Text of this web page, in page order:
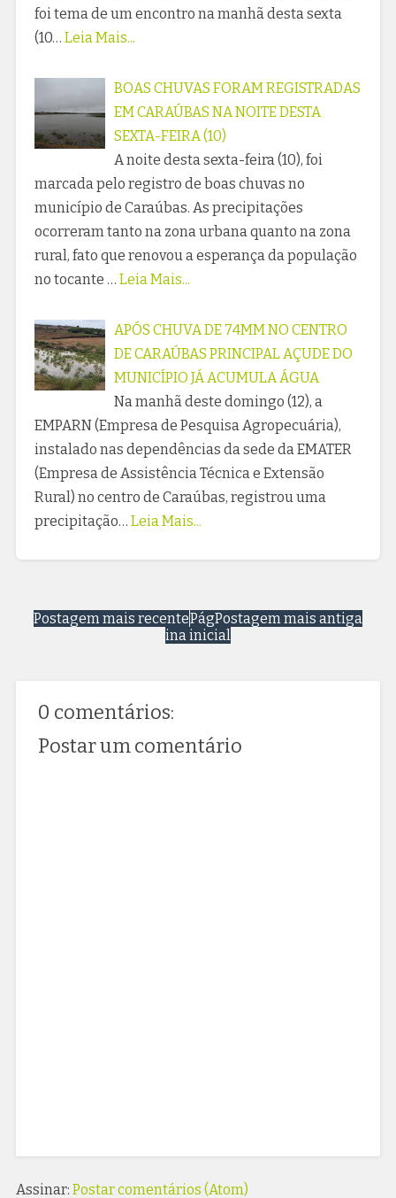
foi tema de um encontro na manhã desta sexta
(10… Leia Mais...
BOAS CHUVAS FORAM REGISTRADAS
EM CARAÚBAS NA NOITE DESTA
SEXTA-FEIRA (10)
A noite desta sexta-feira (10), foi
marcada pelo registro de boas chuvas no
município de Caraúbas. As precipitações
ocorreram tanto na zona urbana quanto na zona
rural, fato que renovou a esperança da população
no tocante … Leia Mais...
APÓS CHUVA DE 74MM NO CENTRO
DE CARAÚBAS PRINCIPAL AÇUDE DO
MUNICÍPIO JÁ ACUMULA ÁGUA
Na manhã deste domingo (12), a
EMPARN (Empresa de Pesquisa Agropecuária),
instalado nas dependências da sede da EMATER
(Empresa de Assistência Técnica e Extensão
Rural) no centro de Caraúbas, registrou uma
precipitação… Leia Mais...
Postagem mais recente Postagem mais antiga
Pág
ina inicial
0 comentários:
Postar um comentário
Assinar: Postar comentários (Atom)